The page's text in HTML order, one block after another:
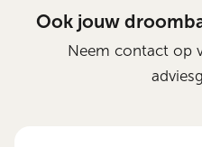
Ook jouw
Neem contact op